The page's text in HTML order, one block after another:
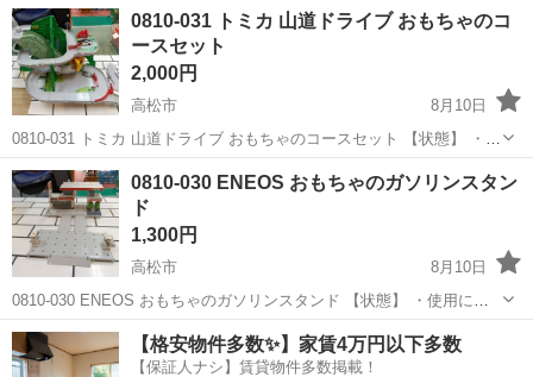
0810-031 トミカ 山道ドライブ おもちゃのコ
ースセット
2,000円
高松市
8月10日
0810-031 トミカ 山道ドライブ おもちゃのコースセット 【状態】 ・使
用に伴う多少のスレ、キズ、落としきれない汚れなどございます ・詳
細は現地でご確認ください ・お値引きは出来かねますのでご了承願い
ま...
香川 高松市
0810-030 ENEOS おもちゃのガソリンスタン
ド
1,300円
高松市
8月10日
0810-030 ENEOS おもちゃのガソリンスタンド 【状態】 ・使用に伴
う多少のスレ、キズ、落としきれない汚れなどございます ・詳細は現
地でご確認ください ・お値引きは出来かねますのでご了承願います ...
香川 高松市 おもちゃ ENEOS
【格安物件多数✨】家賃4万円以下多数
【保証人ナシ】賃貸物件多数掲載！